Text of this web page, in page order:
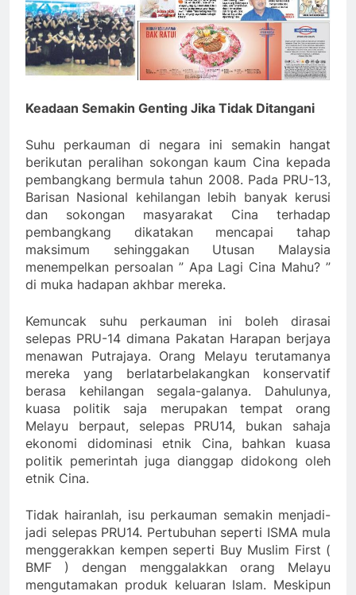
Keadaan Semakin Genting Jika Tidak Ditangani
Suhu perkauman di negara ini semakin hangat
berikutan peralihan sokongan kaum Cina kepada
pembangkang bermula tahun 2008. Pada PRU-13,
Barisan Nasional kehilangan lebih banyak kerusi
dan sokongan masyarakat Cina terhadap
pembangkang dikatakan mencapai tahap
maksimum sehinggakan Utusan Malaysia
menempelkan persoalan ” Apa Lagi Cina Mahu? ”
di muka hadapan akhbar mereka.
Kemuncak suhu perkauman ini boleh dirasai
selepas PRU-14 dimana Pakatan Harapan berjaya
menawan Putrajaya. Orang Melayu terutamanya
mereka yang berlatarbelakangkan konservatif
berasa kehilangan segala-galanya. Dahulunya,
kuasa politik saja merupakan tempat orang
Melayu berpaut, selepas PRU14, bukan sahaja
ekonomi didominasi etnik Cina, bahkan kuasa
politik pemerintah juga dianggap didokong oleh
etnik Cina.
Tidak hairanlah, isu perkauman semakin menjadi-
jadi selepas PRU14. Pertubuhan seperti ISMA mula
menggerakkan kempen seperti Buy Muslim First (
BMF ) dengan menggalakkan orang Melayu
mengutamakan produk keluaran Islam. Meskipun